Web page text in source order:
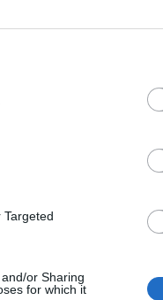
or Sharing
for which it
Tadini
la
è un
agli